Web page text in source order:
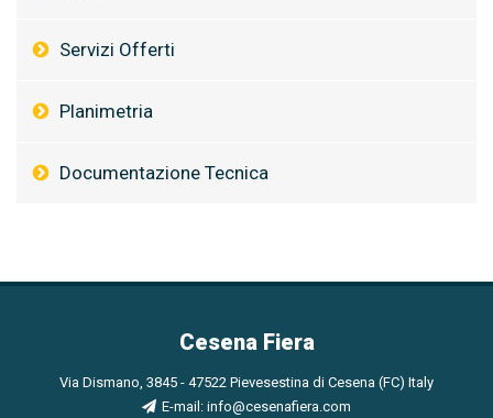
Servizi Offerti
Planimetria
Documentazione Tecnica
Cesena Fiera
Via Dismano, 3845 - 47522 Pievesestina di Cesena (FC) Italy
E-mail: info@cesenafiera.com